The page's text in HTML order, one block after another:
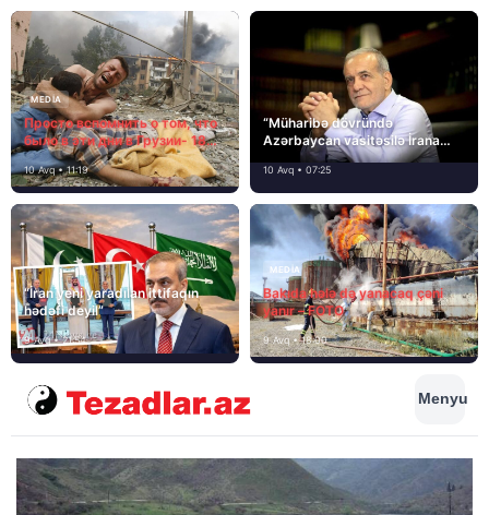
MEDİA
Просто вспомнить о том, что
было в эти дни в Грузии- 18
лет назад, 8 августа 2008
года…
10 Avq • 11:19
“Müharibə dövründə
Azərbaycan vasitəsilə İrana
yardım və dəstək göstərilib”
10 Avq • 07:25
“İran yeni yaradılan ittifaqın
hədəfi deyil”
9 Avq • 21:54
MEDİA
Bakıda hələ də yanacaq çəni
yanır – FOTO
9 Avq • 18:00
Menyu